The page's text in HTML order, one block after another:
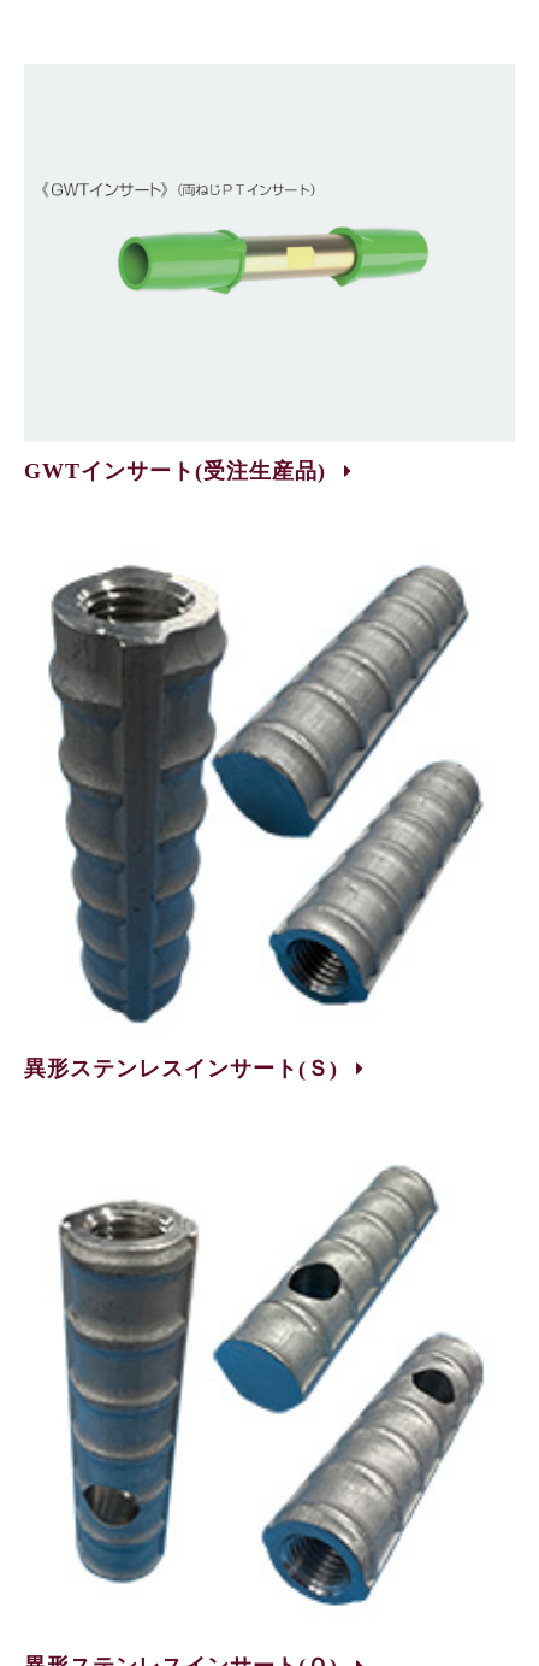
GWTインサート(受注生産品)
異形ステンレスインサート(Ｓ)